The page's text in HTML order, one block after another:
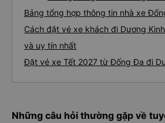
Bảng tổng hợp thông tin nhà xe
Cách đặt vé xe khách đi Dương
và uy tín nhất
Đặt vé xe Tết 2027 từ Đống Đa đi
Những câu hỏi thường gặp về